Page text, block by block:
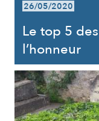
26/05/2020
Le top 5
l’honneur